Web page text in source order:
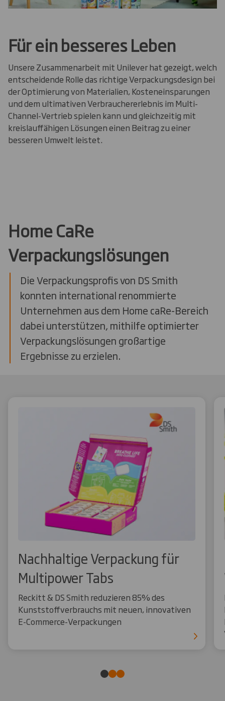
Für ein besseres Leben
Unsere Zusammenarbeit mit Unilever hat gezeigt, welch
entscheidende Rolle das richtige Verpackungsdesign bei
der Optimierung von Materialien, Kosteneinsparungen
und dem ultimativen Verbrauchererlebnis im Multi-
Channel-Vertrieb spielen kann und gleichzeitig mit
kreislauffähigen Lösungen einen Beitrag zu einer
besseren Umwelt leistet.
Home CaRe
Verpackungslösungen
Die Verpackungsprofis von DS Smith
konnten international renommierte
Unternehmen aus dem Home caRe-Bereich
dabei unterstützen, mithilfe optimierter
Verpackungslösungen großartige
Ergebnisse zu erzielen.
Nachhaltige Verpackung für
Multipower Tabs
Reckitt & DS Smith reduzieren 85% des
Kunststoffverbrauchs mit neuen, innovativen
E-Commerce-Verpackungen